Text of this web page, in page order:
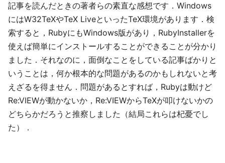
記事を読んだときの著者らの素直な感想です．Windows
にはW32TeXやTeX LiveといったTeX環境があります．検
索すると，RubyにもWindows版があり，RubyInstallerを
使えば簡単にインストールすることができることが分かり
ました．それなのに，面倒なことをしている記事ばかりと
いうことは，何か根本的な問題があるのかもしれないと考
えざるを得ません．問題があるとすれば，Rubyは動けど
Re:VIEWが動かないか，Re:VIEWからTeXが叩けないかの
どちらかだろうと推察しました（結局これらは杞憂でし
た）．